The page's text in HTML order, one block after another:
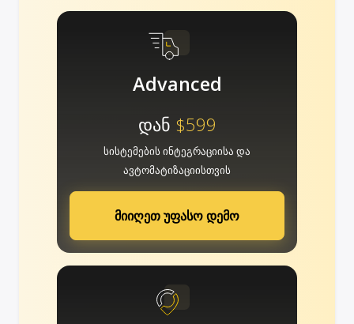
Advanced
დან $599
სისტემების ინტეგრაციისა და
ავტომატიზაციისთვის
მიიღეთ უფასო დემო